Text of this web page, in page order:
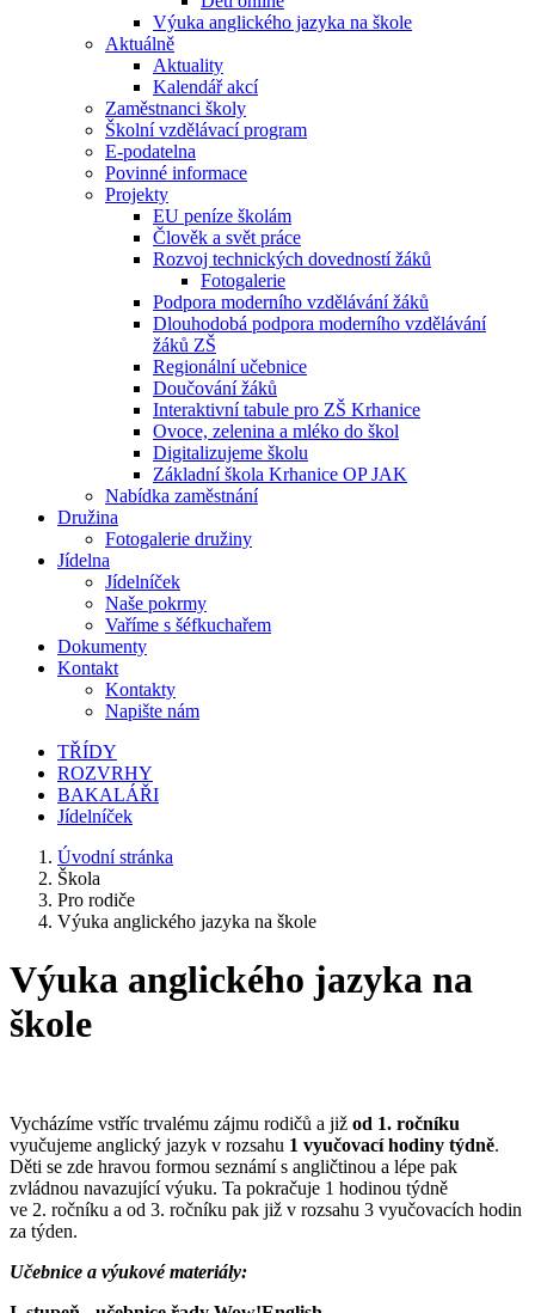
Výuka anglického jazyka na škole
Aktuálně
Aktuality
Kalendář akcí
Zaměstnanci školy
Školní vzdělávací program
E-podatelna
Povinné informace
Projekty
EU peníze školám
Člověk a svět práce
Rozvoj technických dovedností žáků
Fotogalerie
Podpora moderního vzdělávání žáků
Dlouhodobá podpora moderního vzdělávání
žáků ZŠ
Regionální učebnice
Doučování žáků
Interaktivní tabule pro ZŠ Krhanice
Ovoce, zelenina a mléko do škol
Digitalizujeme školu
Základní škola Krhanice OP JAK
Nabídka zaměstnání
Družina
Fotogalerie družiny
Jídelna
Jídelníček
Naše pokrmy
Vaříme s šéfkuchařem
Dokumenty
Kontakt
Kontakty
Napište nám
TŘÍDY
ROZVRHY
BAKALÁŘI
Jídelníček
Úvodní stránka
Škola
Pro rodiče
Výuka anglického jazyka na škole
Výuka anglického jazyka na
škole
Vycházíme vstříc trvalému zájmu rodičů a již od 1. ročníku
vyučujeme anglický jazyk v rozsahu 1 vyučovací hodiny týdně.
Děti se zde hravou formou seznámí s angličtinou a lépe pak
zvládnou navazující výuku. Ta pokračuje 1 hodinou týdně
ve 2. ročníku a od 3. ročníku pak již v rozsahu 3 vyučovacích hodin
za týden.
Učebnice a výukové materiály: